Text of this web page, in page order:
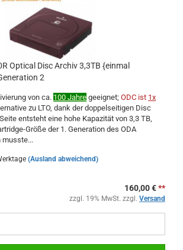
Optical Disc Archiv 3,3TB {einmal
2
von ca. 100 Jahre geeignet; ODC ist 1x
zu LTO, dank der doppelseitigen Disc
entsteht eine hohe Kapazität von 3,3 TB,
Größe der 1. Generation des ODA
musste...
(Ausland abweichend)
160,00 €**
zzgl. 19% MwSt. zzgl. Versand